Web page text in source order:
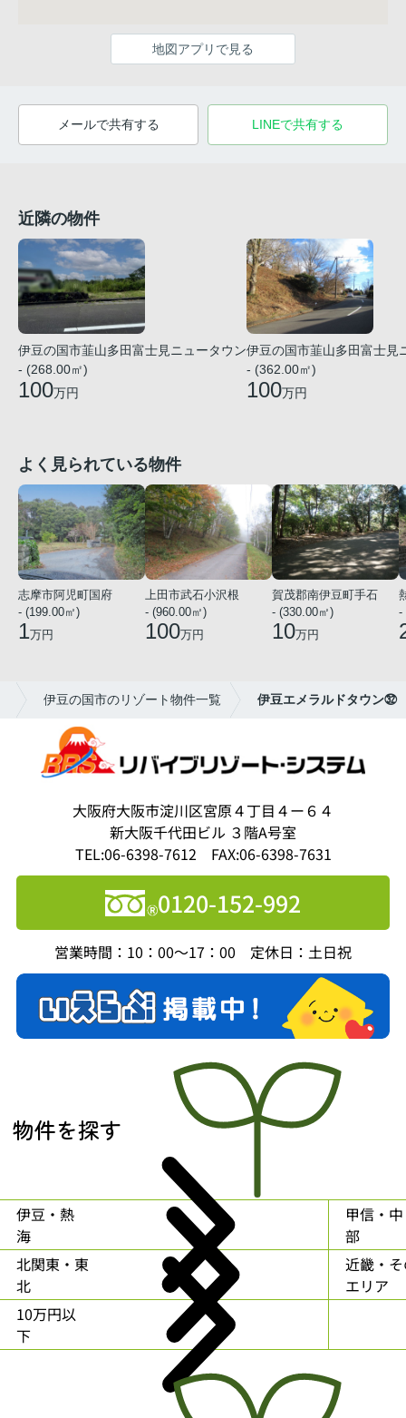
地図アプリで見る
メールで共有する LINEで共有する
近隣の物件
伊豆の国市韮山多田富士見ニュータウン
- (268.00㎡)
100万円
伊豆の国市韮山多田富士見
- (362.00㎡)
100万円
よく見られている物件
志摩市阿児町国府
- (199.00㎡)
1万円
上田市武石小沢根
- (960.00㎡)
100万円
賀茂郡南伊豆町手石
- (330.00㎡)
10万円
-
伊豆の国市のリゾート物件一覧 伊豆エメラルドタウン㉜
大阪府大阪市淀川区宮原４丁目４ー６４
新大阪千代田ビル ３階A号室
TEL:06-6398-7612 FAX:06-6398-7631
0120-152-992
営業時間：10：00～17：00 定休日：土日祝
物件を探す
伊豆・熱
海
甲信・中
部
北関東・東
北
近畿・
エリア
10万円以
下